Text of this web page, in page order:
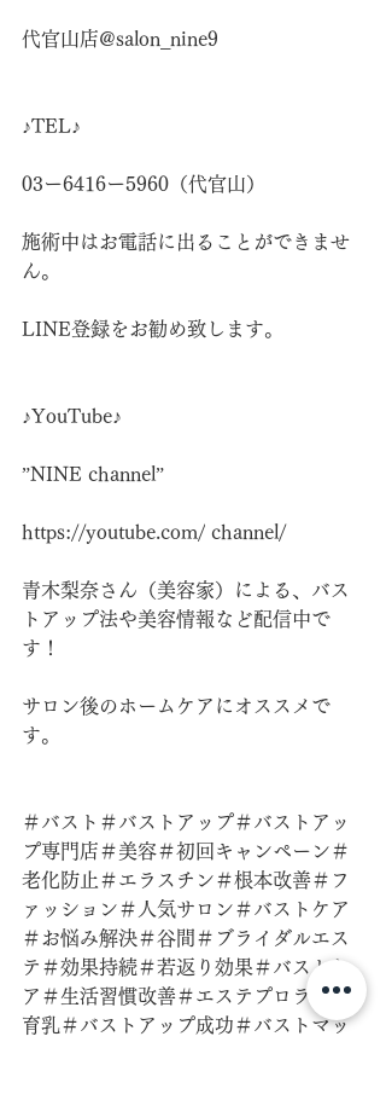
代官山店@salon_nine9
♪TEL♪
03ー6416ー5960（代官山）
施術中はお電話に出ることができませ
ん。
LINE登録をお勧め致します。
♪YouTube♪
”NINE channel”
https://youtube.com/ channel/
青木梨奈さん（美容家）による、バス
トアップ法や美容情報など配信中で
す！
サロン後のホームケアにオススメで
す。
＃バスト＃バストアップ＃バストアッ
プ専門店＃美容＃初回キャンペーン＃
老化防止＃エラスチン＃根本改善＃フ
ァッション＃人気サロン＃バストケア
＃お悩み解決＃谷間＃ブライダルエス
テ＃効果持続＃若返り効果＃バストケ
ア＃生活習慣改善＃エステプロラボ ＃
育乳＃バストアップ成功＃バストマッ